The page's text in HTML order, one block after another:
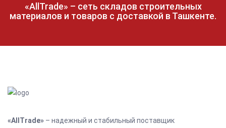
«AllTrade» – сеть складов строительных
материалов и товаров с доставкой в Ташкенте.
«AllTrade» – надежный и стабильный поставщик